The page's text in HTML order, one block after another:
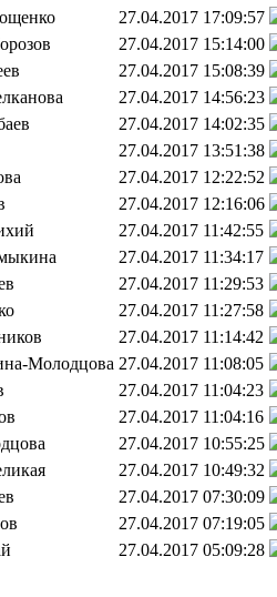
27.04.2017 17:09:57
27.04.2017 15:14:00
27.04.2017 15:08:39
27.04.2017 14:56:23
27.04.2017 14:02:35
27.04.2017 13:51:38
27.04.2017 12:22:52
27.04.2017 12:16:06
27.04.2017 11:42:55
27.04.2017 11:34:17
27.04.2017 11:29:53
27.04.2017 11:27:58
27.04.2017 11:14:42
Молодцова 27.04.2017 11:08:05
27.04.2017 11:04:23
27.04.2017 11:04:16
27.04.2017 10:55:25
27.04.2017 10:49:32
27.04.2017 07:30:09
27.04.2017 07:19:05
27.04.2017 05:09:28